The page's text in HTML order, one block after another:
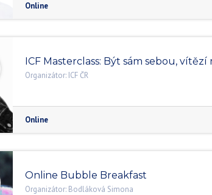
Online
ICF Masterclass: Být sám sebou,
Organizátor: ICF ČR
Online
Online Bubble Breakfast
Organizátor: Bodláková Simona